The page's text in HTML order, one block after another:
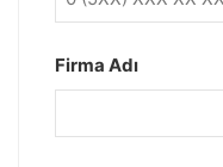
Firma Adı